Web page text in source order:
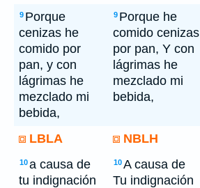
9 Porque
cenizas he
comido por
pan, y con
lágrimas he
mezclado mi
bebida,
9 Porque he
comido cenizas
por pan, Y con
lágrimas he
mezclado mi
bebida,
LBLA NBLH
10a causa de
tu indignación
10A causa de
Tu indignación